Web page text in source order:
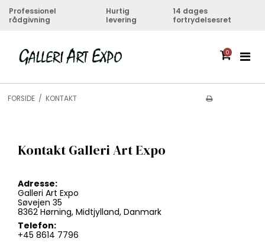
Professionel
rådgivning
Hurtig
levering
14 dages
fortrydelsesret
0
FORSIDE / KONTAKT
Kontakt Galleri Art Expo
Adresse:
Galleri Art Expo
Søvejen 35
8362 Hørning, Midtjylland, Danmark
Telefon:
+45 8614 7796